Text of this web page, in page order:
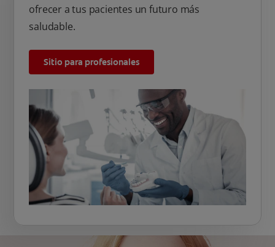
ofrecer a tus pacientes un futuro más
saludable.
Sitio para profesionales